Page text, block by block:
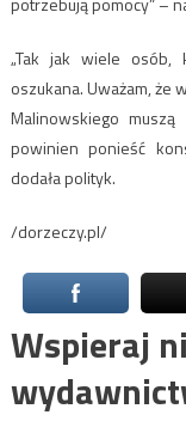
„Tak jak wiele osób,
oszukana. Uważam,
Malinowskiego
powinien ponieść
dodała polityk.
/dorzeczy.pl/
Wspieraj